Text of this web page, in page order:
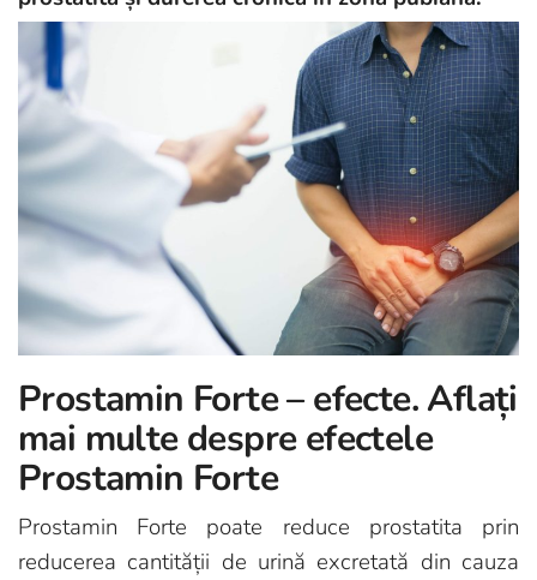
Prostamin Forte – efecte. Aflați
mai multe despre efectele
Prostamin Forte
Prostamin Forte poate reduce prostatita prin
reducerea cantității de urină excretată din cauza